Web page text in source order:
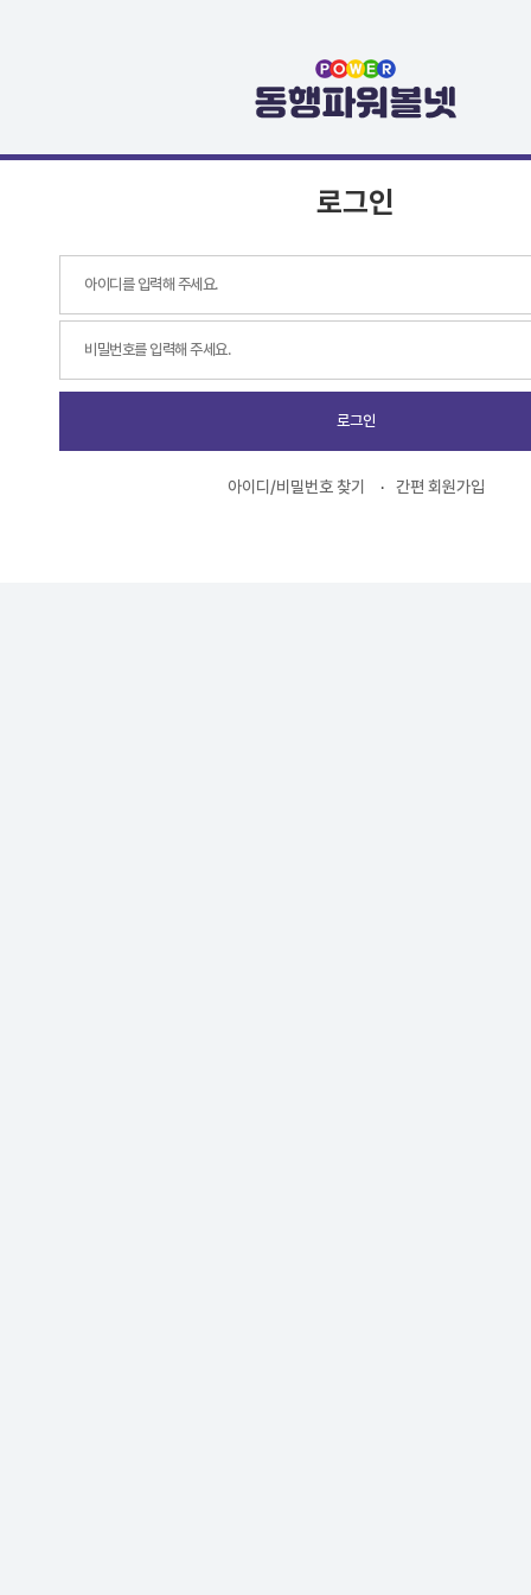
로그인
로그인
아이디/비밀번호 찾기 간편 회원가입